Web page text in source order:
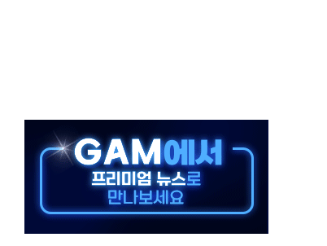
융교육·전역 지원 협약
관리종목 우려 지정예고 총 63개